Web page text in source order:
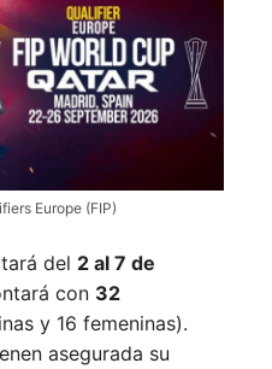
Europe (FIP)
del 2 al 7 de
con 32
y 16 femeninas).
asegurada su